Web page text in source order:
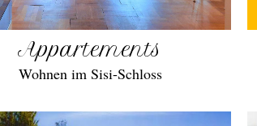
Appartements
Wohnen im Sisi-Schloss